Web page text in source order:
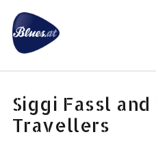
Inhalt
springen
Siggi Fassl and
Travellers